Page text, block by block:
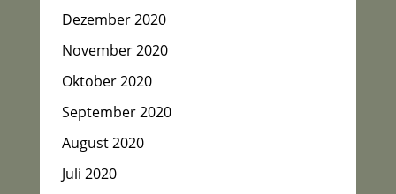
Dezember 2020
November 2020
Oktober 2020
September 2020
August 2020
Juli 2020